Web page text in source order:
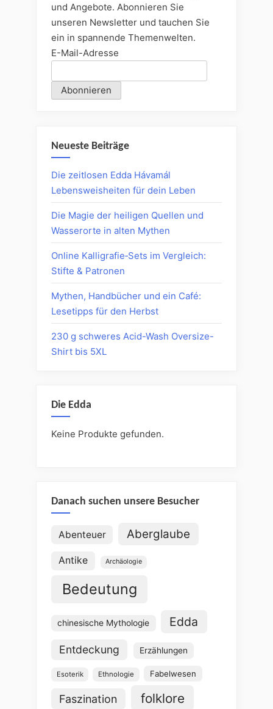
und Angebote. Abonnieren Sie
unseren Newsletter und tauchen Sie
ein in spannende Themenwelten.
E-Mail-Adresse
Neueste Beiträge
Die zeitlosen Edda Hávamál
Lebensweisheiten für dein Leben
Die Magie der heiligen Quellen und
Wasserorte in alten Mythen
Online Kalligrafie‑Sets im Vergleich:
Stifte & Patronen
Mythen, Handbücher und ein Café:
Lesetipps für den Herbst
230 g schweres Acid-Wash Oversize-
Shirt bis 5XL
Die Edda
Keine Produkte gefunden.
Danach suchen unsere Besucher
Abenteuer Aberglaube
Antike Archäologie
Bedeutung
chinesische Mythologie Edda
Entdeckung Erzählungen
Esoterik Ethnologie Fabelwesen
Faszination folklore